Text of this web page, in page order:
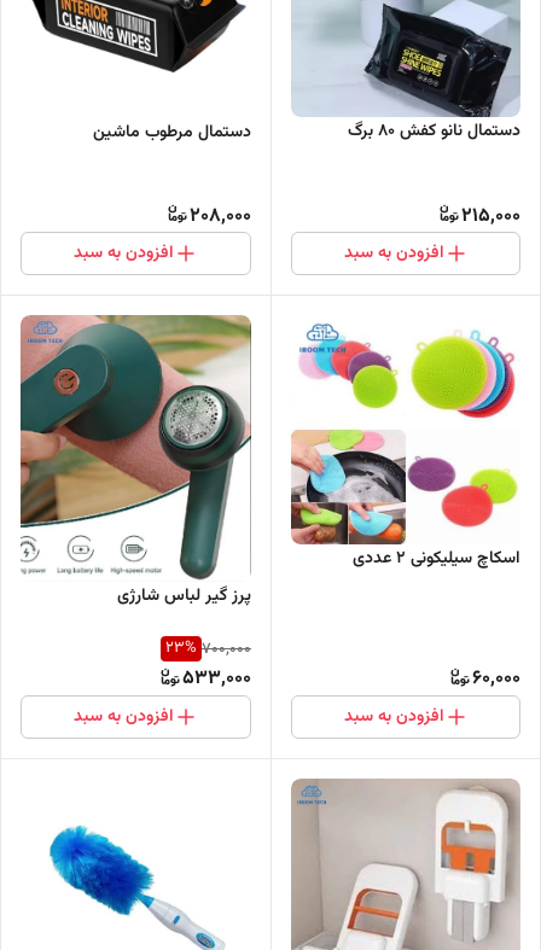
دستمال نانو کفش 80 برگ
215,000
افزودن به سبد
دستمال مرطوب ماشین
208,000
افزودن به سبد
اسکاچ سیلیکونی 2 عددی
60,000
افزودن به سبد
پرز گیر لباس شارژی
700,000
23%
533,000
افزودن به سبد